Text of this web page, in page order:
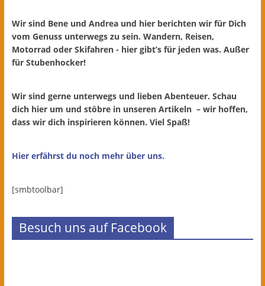
Wir sind Bene und Andrea und hier berichten wir für Dich
vom Genuss unterwegs zu sein. Wandern, Reisen,
Motorrad oder Skifahren - hier gibt’s für jeden was. Außer
für Stubenhocker!
Wir sind gerne unterwegs und lieben Abenteuer. Schau
dich hier um und stöbre in unseren Artikeln – wir hoffen,
dass wir dich inspirieren können. Viel Spaß!
Hier erfährst du noch mehr über uns.
[smbtoolbar]
Besuch uns auf Facebook